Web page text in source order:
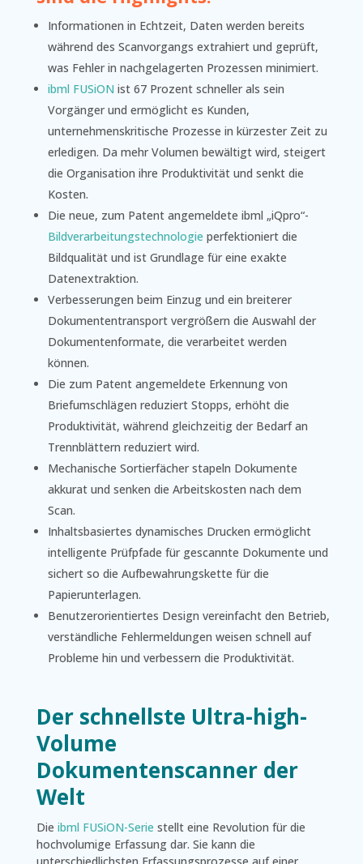
Informationen in Echtzeit, Daten werden bereits
während des Scanvorgangs extrahiert und geprüft,
was Fehler in nachgelagerten Prozessen minimiert.
ibml FUSiON ist 67 Prozent schneller als sein
Vorgänger und ermöglicht es Kunden,
unternehmenskritische Prozesse in kürzester Zeit zu
erledigen. Da mehr Volumen bewältigt wird, steigert
die Organisation ihre Produktivität und senkt die
Kosten.
Die neue, zum Patent angemeldete ibml „iQpro“-
Bildverarbeitungstechnologie perfektioniert die
Bildqualität und ist Grundlage für eine exakte
Datenextraktion.
Verbesserungen beim Einzug und ein breiterer
Dokumententransport vergrößern die Auswahl der
Dokumentenformate, die verarbeitet werden
können.
Die zum Patent angemeldete Erkennung von
Briefumschlägen reduziert Stopps, erhöht die
Produktivität, während gleichzeitig der Bedarf an
Trennblättern reduziert wird.
Mechanische Sortierfächer stapeln Dokumente
akkurat und senken die Arbeitskosten nach dem
Scan.
Inhaltsbasiertes dynamisches Drucken ermöglicht
intelligente Prüfpfade für gescannte Dokumente und
sichert so die Aufbewahrungskette für die
Papierunterlagen.
Benutzerorientiertes Design vereinfacht den Betrieb,
verständliche Fehlermeldungen weisen schnell auf
Probleme hin und verbessern die Produktivität.
Der schnellste Ultra-high-
Volume
Dokumentenscanner der
Welt
Die ibml FUSiON-Serie stellt eine Revolution für die
hochvolumige Erfassung dar. Sie kann die